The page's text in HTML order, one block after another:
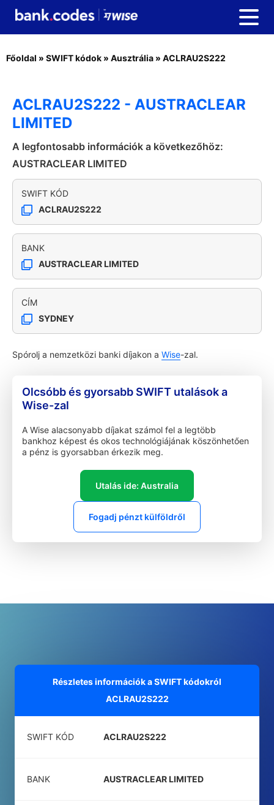
Főoldal » SWIFT kódok » Ausztrália » ACLRAU2S222
ACLRAU2S222 - AUSTRACLEAR
LIMITED
A legfontosabb információk a következőhöz:
AUSTRACLEAR LIMITED
SWIFT KÓD
ACLRAU2S222
BANK
AUSTRACLEAR LIMITED
CÍM
SYDNEY
Spórolj a nemzetközi banki díjakon a Wise-zal.
Olcsóbb és gyorsabb SWIFT utalások a
Wise-zal
A Wise alacsonyabb díjakat számol fel a legtöbb
bankhoz képest és okos technológiájának köszönhetően
a pénz is gyorsabban érkezik meg.
Utalás ide: Australia
Fogadj pénzt külföldről
Részletes információk a SWIFT kódokról
ACLRAU2S222
SWIFT KÓD ACLRAU2S222
BANK AUSTRACLEAR LIMITED